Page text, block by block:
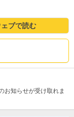
ェブで読む
お知らせが受け取れま